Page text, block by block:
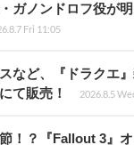
ガノンドロフ役が
Fri 11:05
など、『ドラクエ
て販売！
2026.8.5
！？『Fallout 3』